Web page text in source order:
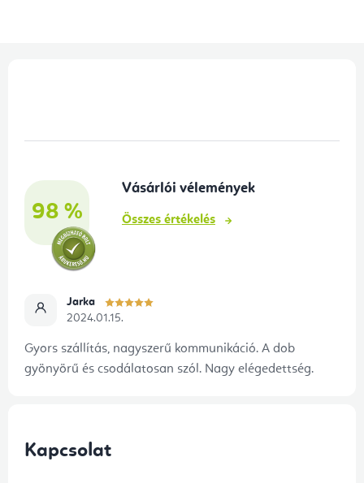
98 %
Vásárlói vélemények
Összes értékelés
Jarka
2024.01.15.
Gyors szállítás, nagyszerű kommunikáció. A dob
gyönyörű és csodálatosan szól. Nagy elégedettség.
Kapcsolat